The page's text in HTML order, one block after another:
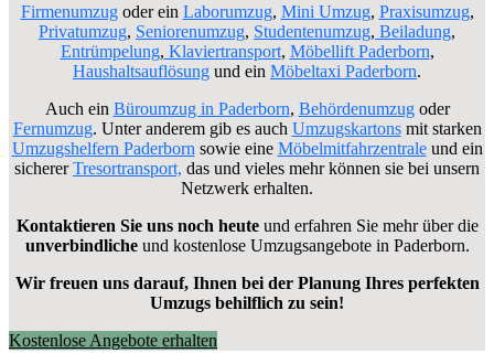
Firmenumzugoder ein Laborumzug, Mini Umzug, Praxisumzug,
Privatumzug, Seniorenumzug, Studentenumzug, Beiladung,
Entrümpelung, Klaviertransport, Möbellift Paderborn,
Haushaltsauflösung und ein Möbeltaxi Paderborn.
Auch ein Büroumzug in Paderborn, Behördenumzugoder
Fernumzug. Unter anderem gib es auch Umzugskartonsmit starken
Umzugshelfern Paderborn sowie eine Möbelmitfahrzentraleund ein
sichererTresortransport, das und vieles mehr können sie bei unsern
Netzwerk erhalten.
Kontaktieren Sie uns noch heuteund erfahren Sie mehr über die
unverbindlicheund kostenlose Umzugsangebote in Paderborn.
Wir freuen uns darauf, Ihnen bei der Planung Ihres perfekten
Umzugs behilflich zu sein!
Kostenlose Angebote erhalten